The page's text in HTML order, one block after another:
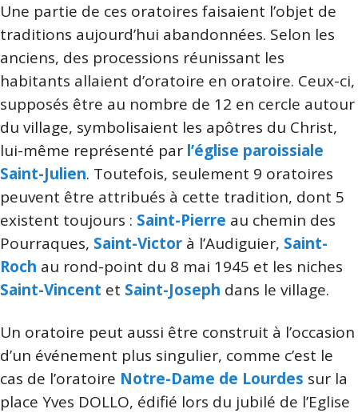
Une partie de ces oratoires faisaient l’objet de
traditions aujourd’hui abandonnées. Selon les
anciens, des processions réunissant les
habitants allaient d’oratoire en oratoire. Ceux-ci,
supposés être au nombre de 12 en cercle autour
du village, symbolisaient les apôtres du Christ,
lui-même représenté par l’église paroissiale
Saint-Julien. Toutefois, seulement 9 oratoires
peuvent être attribués à cette tradition, dont 5
existent toujours : Saint-Pierre au chemin des
Pourraques, Saint-Victor à l’Audiguier, Saint-
Roch au rond-point du 8 mai 1945 et les niches
Saint-Vincent et Saint-Joseph dans le village.
Un oratoire peut aussi être construit à l’occasion
d’un événement plus singulier, comme c’est le
cas de l’oratoire Notre-Dame de Lourdes sur la
place Yves DOLLO, édifié lors du jubilé de l’Eglise